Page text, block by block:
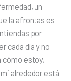
un
la afrontas es
por
cada día y no
cómo estoy,
alrededor está